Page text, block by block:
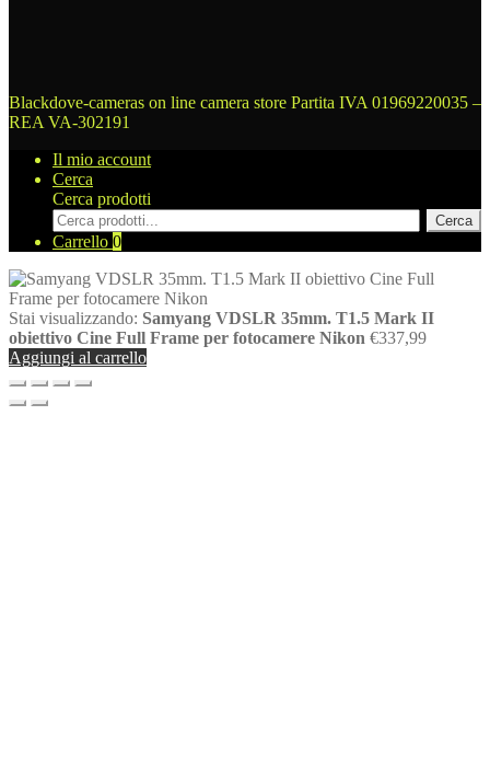
Blackdove-cameras on line camera store Partita IVA 01969220035 –
REA VA-302191
Il mio account
Cerca
Cerca prodotti
Cerca
Carrello 0
Stai visualizzando: Samyang VDSLR 35mm. T1.5 Mark II
obiettivo Cine Full Frame per fotocamere Nikon €337,99
Aggiungi al carrello